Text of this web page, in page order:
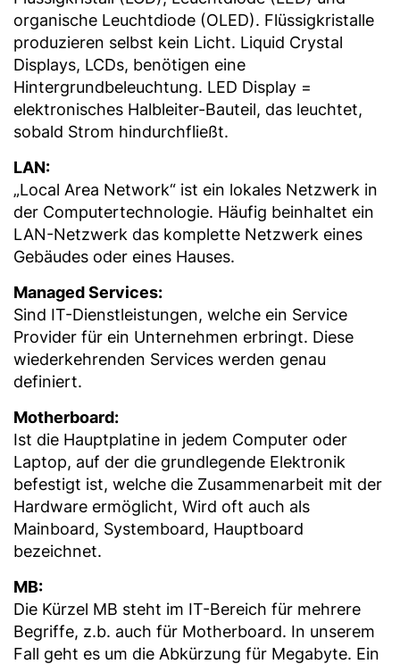
organische Leuchtdiode (OLED). Flüssigkristalle
produzieren selbst kein Licht. Liquid Crystal
Displays, LCDs, benötigen eine
Hintergrundbeleuchtung. LED Display =
elektronisches Halbleiter-Bauteil, das leuchtet,
sobald Strom hindurchfließt.
LAN:
„Local Area Network“ ist ein lokales Netzwerk in
der Computertechnologie. Häufig beinhaltet ein
LAN-Netzwerk das komplette Netzwerk eines
Gebäudes oder eines Hauses.
Managed Services:
Sind IT-Dienstleistungen, welche ein Service
Provider für ein Unternehmen erbringt. Diese
wiederkehrenden Services werden genau
definiert.
Motherboard:
Ist die Hauptplatine in jedem Computer oder
Laptop, auf der die grundlegende Elektronik
befestigt ist, welche die Zusammenarbeit mit der
Hardware ermöglicht, Wird oft auch als
Mainboard, Systemboard, Hauptboard
bezeichnet.
MB:
Die Kürzel MB steht im IT-Bereich für mehrere
Begriffe, z.b. auch für Motherboard. In unserem
Fall geht es um die Abkürzung für Megabyte. Ein